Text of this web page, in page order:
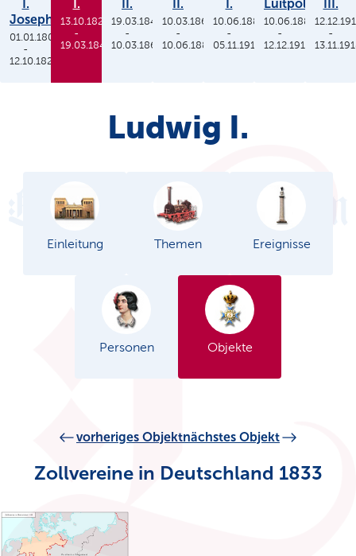
I.
Joseph
01.01.1806
-
12.10.1825
I.
13.10.1825
-
19.03.1848
II.
19.03.1848
-
10.03.1864
II.
10.03.1864
-
10.06.1886
I.
10.06.1886
-
05.11.1913
Luitpold
10.06.1886
-
12.12.1912
III.
-
Ludwig I.
Einleitung Themen Ereignisse
Personen Objekte
vorheriges Objektnächstes Objekt
Zollvereine in Deutschland 1833